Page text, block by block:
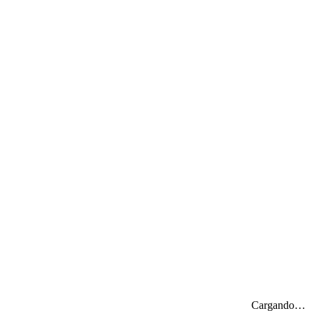
Cargando…